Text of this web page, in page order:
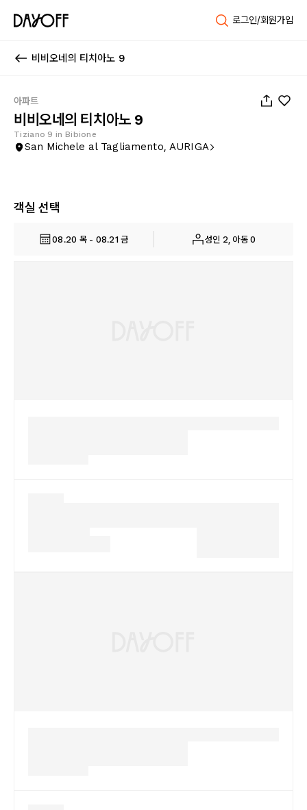
로그인/회원가입
비비오네의 티치아노 9
아파트
비비오네의 티치아노 9
Tiziano 9 in Bibione
San Michele al Tagliamento, AURIGA
객실 선택
08.20 목 - 08.21 금 성인 2, 아동 0